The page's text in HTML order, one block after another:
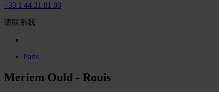
+33 1 44 31 81 88
请联系我
Paris
Meriem Ould - Rouis